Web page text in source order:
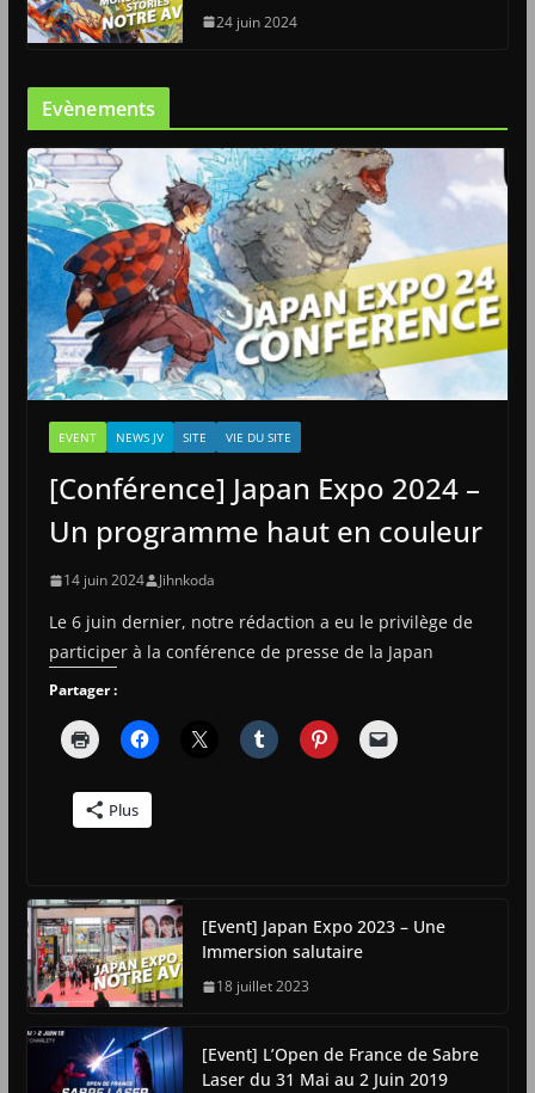
24 juin 2024
Evènements
EVENT NEWS JV SITE VIE DU SITE
[Conférence] Japan Expo 2024 –
Un programme haut en couleur
14 juin 2024 Jihnkoda
Le 6 juin dernier, notre rédaction a eu le privilège de
participer à la conférence de presse de la Japan
Partager :
Plus
[Event] Japan Expo 2023 – Une
Immersion salutaire
18 juillet 2023
[Event] L’Open de France de Sabre
Laser du 31 Mai au 2 Juin 2019